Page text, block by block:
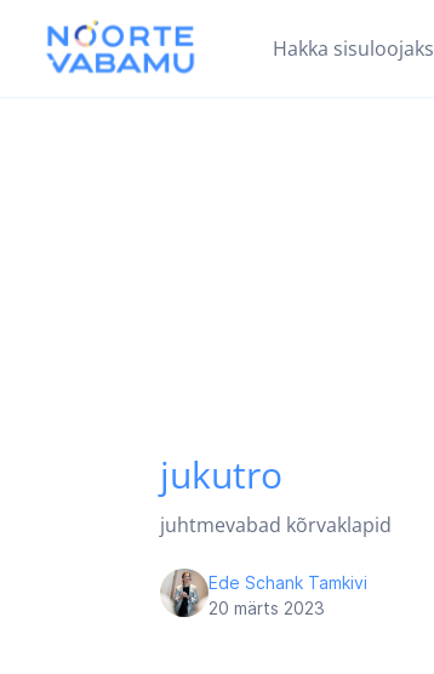
Hakka sisuloojaks
jukutro
juhtmevabad kõrvaklapid
Ede Schank Tamkivi
20 märts 2023